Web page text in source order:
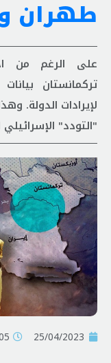
طهران
على الرغم من
تركمانستان
لإيرادات الدولة.
"التودد"
25/04/2023